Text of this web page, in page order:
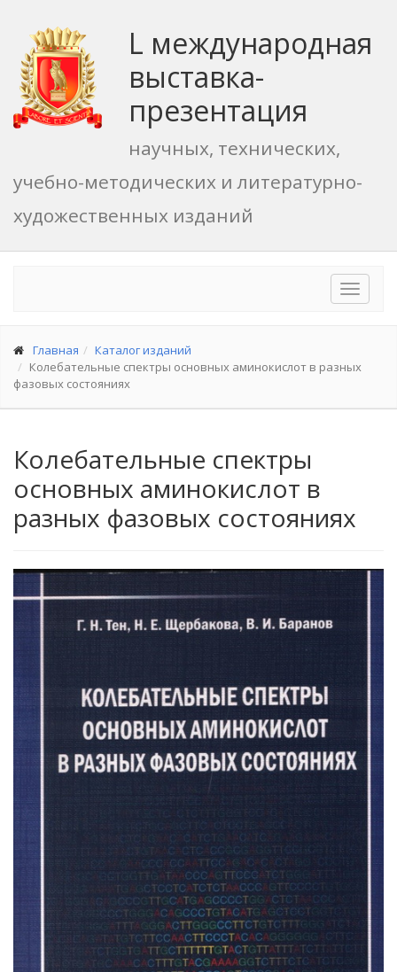
L международная
выставка-
презентация
научных, технических,
учебно-методических и литературно-
художественных изданий
Toggle
Главная
Каталог изданий
Колебательные спектры основных аминокислот в разных
фазовых состояниях
Колебательные спектры
основных аминокислот в
разных фазовых состояниях